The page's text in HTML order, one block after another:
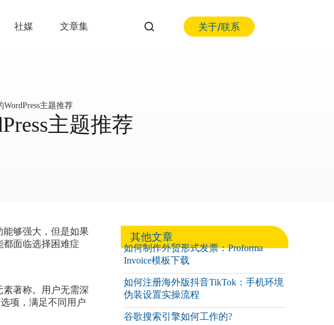
社媒 文章集 关于/联系
WordPress主题推荐
主题推荐
能够强大，但是如果
都面临选择困难症
素著称。用户无需深
项，满足不同用户
其他文章
如何制作外贸形式发票：Proforma
Invoice模板下载
如何注册海外版抖音TikTok：手机环境
伪装设置实操流程
谷歌搜索引擎如何工作的?